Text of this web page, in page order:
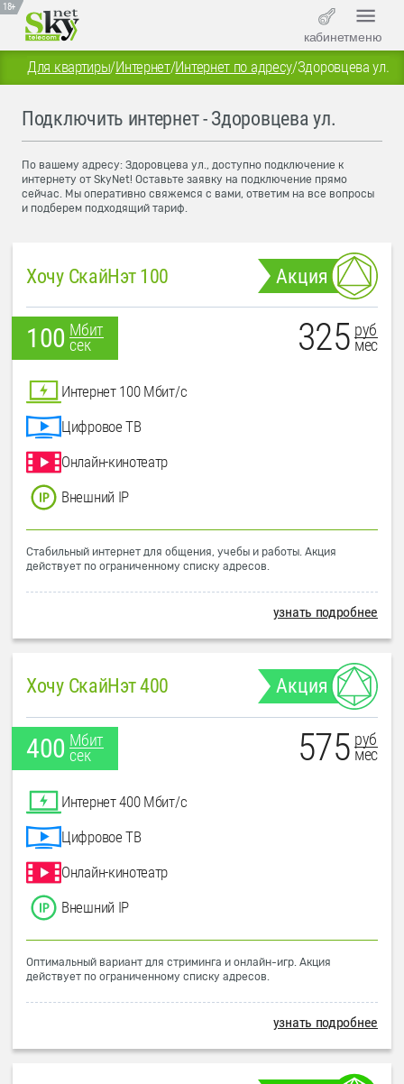
18+
кабинетменю
Для квартиры/Интернет/Интернет по адресу/Здоровцева ул.
Подключить интернет - Здоровцева ул.
По вашему адресу: Здоровцева ул., доступно подключение к
интернету от SkyNet! Оставьте заявку на подключение прямо
сейчас. Мы оперативно свяжемся с вами, ответим на все вопросы
и подберем подходящий тариф.
Хочу СкайНэт 100 Акция
100 Мбит
сек
325 руб
мес
Интернет 100 Мбит/с
Цифровое ТВ
Онлайн-кинотеатр
Внешний IP
Стабильный интернет для общения, учебы и работы. Акция
действует по ограниченному списку адресов.
узнать подробнее
Хочу СкайНэт 400 Акция
400 Мбит
сек
575 руб
мес
Интернет 400 Мбит/с
Цифровое ТВ
Онлайн-кинотеатр
Внешний IP
Оптимальный вариант для стриминга и онлайн-игр. Акция
действует по ограниченному списку адресов.
узнать подробнее